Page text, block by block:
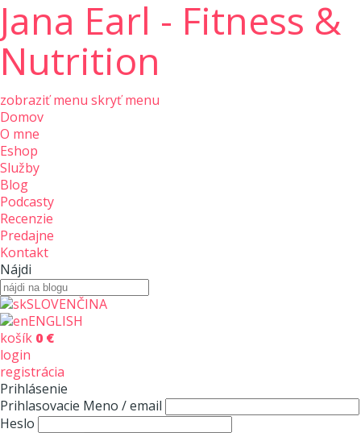
Jana Earl - Fitness &
Nutrition
zobraziť menu skryť menu
Domov
O mne
Eshop
Služby
Blog
Podcasty
Recenzie
Predajne
Kontakt
Nájdi
SLOVENČINA
ENGLISH
košík 0 €
login
registrácia
Prihlásenie
Prihlasovacie Meno / email
Heslo